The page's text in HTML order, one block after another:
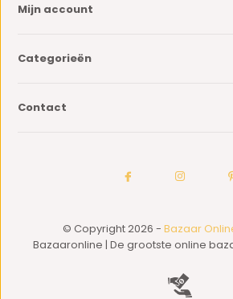
Mijn account
Categorieën
Contact
© Copyright 2026 - Bazaar
Bazaaronline | De grootste online